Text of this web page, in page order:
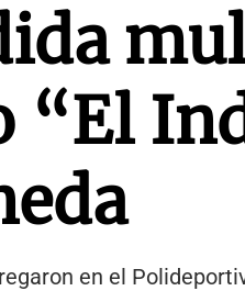
“El
en el